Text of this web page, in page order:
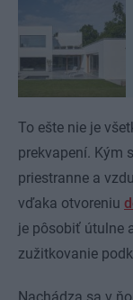
To ešte nie je
prekvapení. Kým
priestranne a
vďaka otvoreniu
je pôsobiť útulne
zužitkovanie